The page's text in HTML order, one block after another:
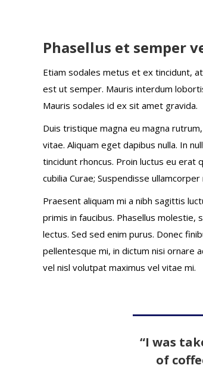
Phasellus et semper
Etiam sodales metus et ex tincidunt,
est ut semper. Mauris interdum
Mauris sodales id ex sit amet gravida.
Duis tristique magna eu magna
vitae. Aliquam eget dapibus nulla. In
tincidunt rhoncus. Proin luctus eu erat
cubilia Curae; Suspendisse
Praesent aliquam mi a nibh sagittis
primis in faucibus. Phasellus
lectus. Sed sed enim purus. Donec
pellentesque mi, in dictum nisi ornare
vel nisl volutpat maximus vel vitae mi.
“I was
of